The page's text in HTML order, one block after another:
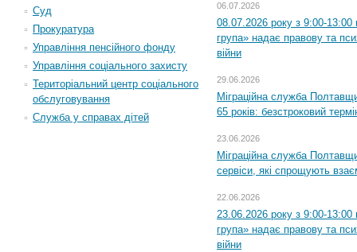
Суд
Прокуратура
Управління пенсійного фонду
Управління соціального захисту
Територіальний центр соціального
обслуговування
Служба у справах дітей
06.07.2026
08.07.2026 року з 9:00-13:00
група» надає правову та
війни
29.06.2026
Міграційна служба
65 років: безстроковий
23.06.2026
Міграційна служба
сервіси, які спрощують
22.06.2026
23.06.2026 року з 9:00-13:00
група» надає правову та
війни